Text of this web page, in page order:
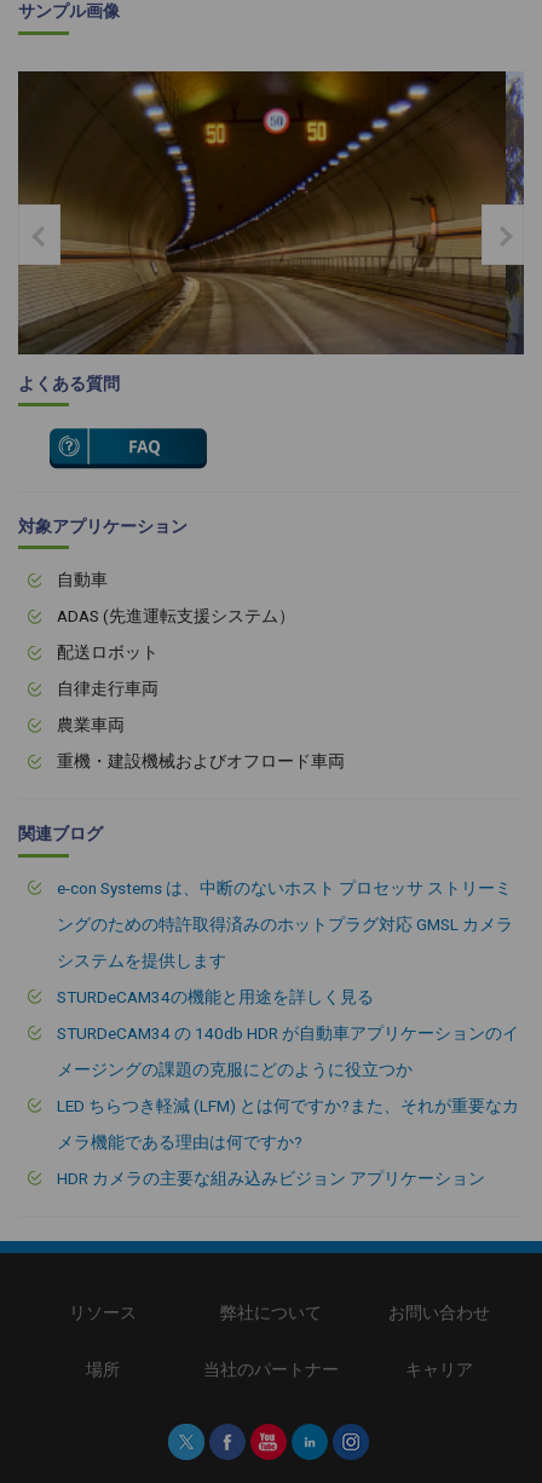
サンプル画像
よくある質問
対象アプリケーション
自動車
ADAS (先進運転支援システム）
配送ロボット
自律走行車両
農業車両
重機・建設機械およびオフロード車両
関連ブログ
e-con Systems は、中断のないホスト プロセッサ ストリーミ
ングのための特許取得済みのホットプラグ対応 GMSL カメラ
システムを提供します
STURDeCAM34の機能と用途を詳しく見る
STURDeCAM34 の 140db HDR が自動車アプリケーションのイ
メージングの課題の克服にどのように役立つか
LED ちらつき軽減 (LFM) とは何ですか?また、それが重要なカ
メラ機能である理由は何ですか?
HDR カメラの主要な組み込みビジョン アプリケーション
リソース 弊社について お問い合わせ
場所 当社のパートナー キャリア